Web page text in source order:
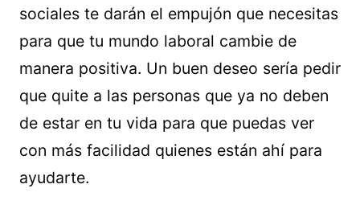
sociales te darán el empujón que necesitas
para que tu mundo laboral cambie de
manera positiva. Un buen deseo sería pedir
que quite a las personas que ya no deben
de estar en tu vida para que puedas ver
con más facilidad quienes están ahí para
ayudarte.